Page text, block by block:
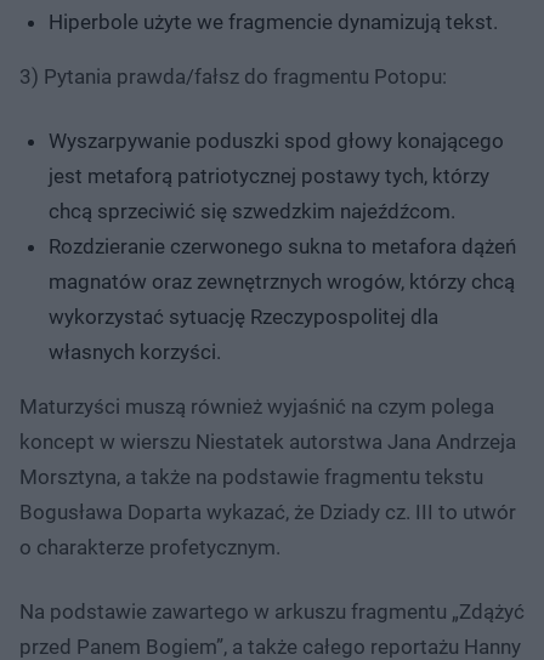
Hiperbole użyte we fragmencie dynamizują tekst.
3) Pytania prawda/fałsz do fragmentu Potopu:
Wyszarpywanie poduszki spod głowy konającego
jest metaforą patriotycznej postawy tych, którzy
chcą sprzeciwić się szwedzkim najeźdźcom.
Rozdzieranie czerwonego sukna to metafora dążeń
magnatów oraz zewnętrznych wrogów, którzy chcą
wykorzystać sytuację Rzeczypospolitej dla
własnych korzyści.
Maturzyści muszą również wyjaśnić na czym polega
koncept w wierszu Niestatek autorstwa Jana Andrzeja
Morsztyna, a także na podstawie fragmentu tekstu
Bogusława Doparta wykazać, że Dziady cz. III to utwór
o charakterze profetycznym.
Na podstawie zawartego w arkuszu fragmentu „Zdążyć
przed Panem Bogiem”, a także całego reportażu Hanny